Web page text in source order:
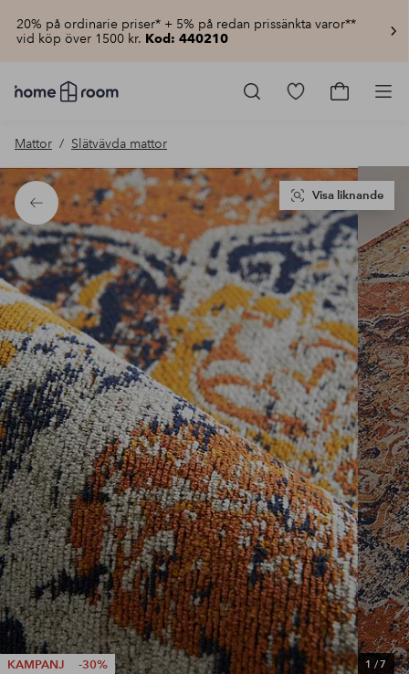
20% på ordinarie priser* + 5% på redan prissänkta varor**
vid köp över 1500 kr. Kod: 440210
Homeroom
–
hemmet
till
lågt
pris
Gå
Gå
Mattor Slätvävda mattor
Tillbaka
KAMPANJ -30% 1 /7
Visa liknande